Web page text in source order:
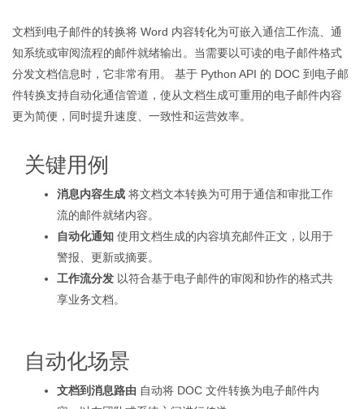
文档到电子邮件的转换将 Word 内容转化为可嵌入通信工作流、通
知系统或审阅流程的邮件就绪输出。当需要以可读的电子邮件格式
分发文档信息时，它非常有用。 基于 Python API 的 DOC 到电子邮
件转换支持自动化通信管道，使从文档生成可重用的电子邮件内容
更为简便，同时提升速度、一致性和运营效率。
关键用例
消息内容生成 将文档文本转换为可用于通信和审批工作
流的邮件就绪内容。
自动化通知 使用文档生成的内容填充邮件正文，以用于
警报、更新或摘要。
工作流分发 以符合基于电子邮件的审阅和协作的格式共
享业务文档。
自动化场景
文档到消息路由 自动将 DOC 文件转换为电子邮件内